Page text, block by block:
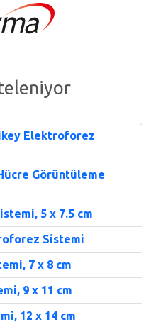
Elektroforez
Görüntüleme
5 x 7.5 cm
Sistemi
7 x 8 cm
9 x 11 cm
12 x 14 cm